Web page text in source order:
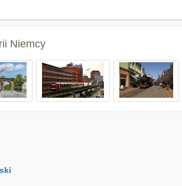
Niemcy